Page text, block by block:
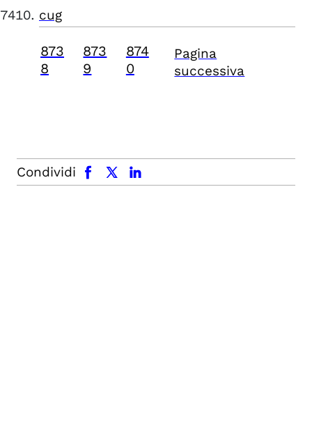
cug
873
8
873
9
874
0
Pagina
successiva
Condividi
facebook x.com linkedin